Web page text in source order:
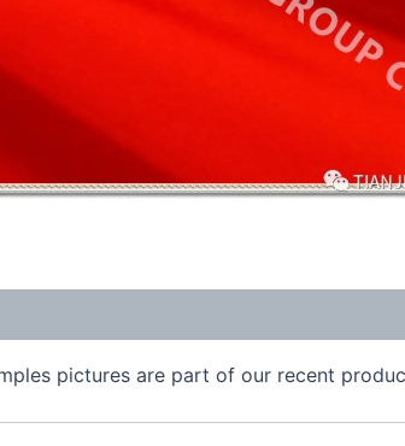
pictures are part of our recent